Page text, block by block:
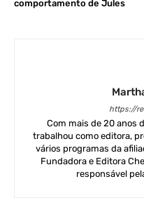
comportamento de Jules
https://
Com mais de 20 anos
trabalhou como editora,
vários programas da
Fundadora e Editora
responsável